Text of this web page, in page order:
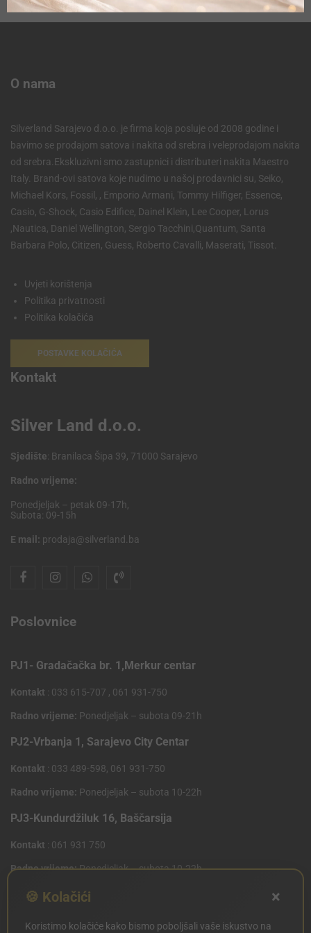
O nama
Silverland Sarajevo d.o.o. je firma koja posluje od 2008 godine i
bavimo se prodajom satova i nakita od srebra i veleprodajom nakita
od srebra.Ekskluzivni smo zastupnici i distributeri nakita Maestro
Italy. Brand-ovi satova koje nudimo u našoj prodavnici su, Seiko,
Michael Kors, Fossil, , Emporio Armani, Tommy Hilfiger, Essence,
Casio, G-Shock, Casio Edifice, Dainel Klein, Lee Cooper, Lorus
,Nautica, Daniel Wellington, Sergio Tacchini,Quantum, Santa
Barbara Polo, Citizen, Guess, Roberto Cavalli, Maserati, Tissot.
Uvjeti korištenja
Politika privatnosti
Politika kolačića
POSTAVKE KOLAČIĆA
Kontakt
Silver Land d.o.o.
Sjedište: Branilaca Šipa 39, 71000 Sarajevo
Radno vrijeme:
Ponedjeljak – petak 09-17h,
Subota: 09-15h
E mail: prodaja@silverland.ba
Poslovnice
PJ1- Gradačačka br. 1,Merkur centar
Kontakt : 033 615-707 , 061 931-750
Radno vrijeme: Ponedjeljak – subota 09-21h
PJ2-Vrbanja 1, Sarajevo City Centar
Kontakt : 033 489-598, 061 931-750
Radno vrijeme: Ponedjeljak – subota 10-22h
PJ3-Kundurdžiluk 16, Baščarsija
Kontakt : 061 931 750
Radno vrijeme:Ponedjeljak – subota 10-22h
PJ4 West Gate,Mostarsko raskrsce 10 (Penny Plus
🍪 Kolačići ×
Koristimo kolačiće kako bismo poboljšali vaše iskustvo na